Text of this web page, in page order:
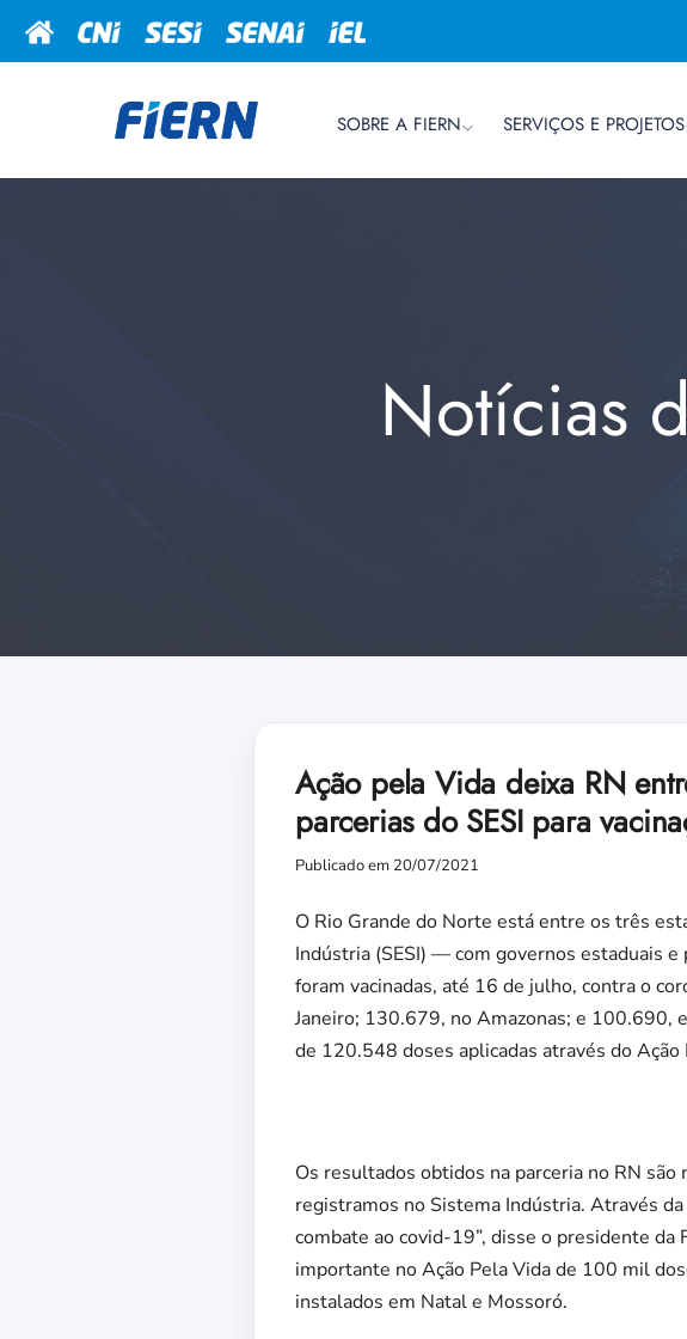
SOBRE A FIERN SERVIÇOS E PROJETOS
Notícias
Ação pela Vida deixa RN
parcerias do SESI para
Publicado em 20/07/2021
O Rio Grande do Norte está entre os três
Indústria (SESI) — com governos estaduais
foram vacinadas, até 16 de julho, contra o
Janeiro; 130.679, no Amazonas; e 100.690,
de 120.548 doses aplicadas através do Ação
Os resultados obtidos na parceria no RN
registramos no Sistema Indústria. Através
combate ao covid-19”, disse o presidente da
importante no Ação Pela Vida de 100 mil
instalados em Natal e Mossoró.